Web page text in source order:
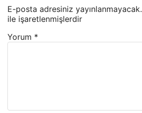
E-posta adresiniz yayınlanmayacak.
ile işaretlenmişlerdir
Yorum *